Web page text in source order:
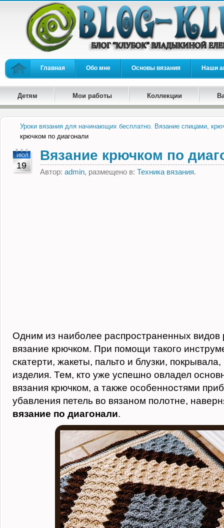
Главная Обо мне Основы вязания Наши
Детям Мои работы Коллекции
Уроки вязания для начинающих бесплатно. Вязание спицами,
крючком по диагонали
ИЮЛ
19
Вязание крючком по
Автор: admin, размещено в: Техника вязания.
Одним из наиболее распространенных видов
вязание крючком. При помощи такого
скатерти, жакеты, пальто и блузки,
изделия. Тем, кто уже успешно овладел
вязания крючком, а также особенностями
убавления петель во вязаном полотне,
вязание по диагонали.